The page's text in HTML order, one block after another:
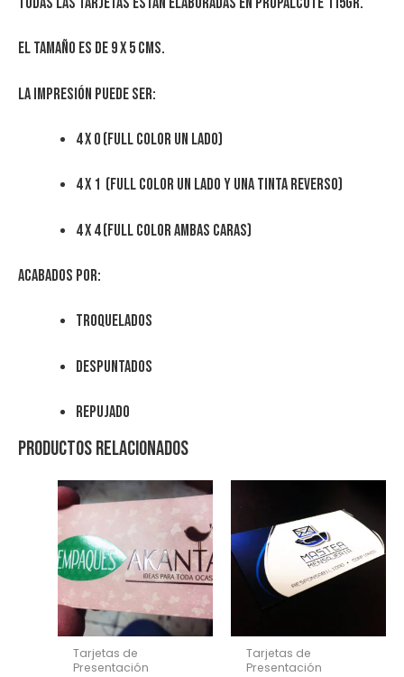
El tamaño es de 9 x 5 cms.
La impresión puede ser:
4 x 0 (Full color un lado)
4 x 1 (Full color un lado y una tinta reverso)
4 x 4 (Full color ambas caras)
Acabados por:
Troquelados
Despuntados
Repujado
Productos relacionados
Tarjetas de
Presentación
Tarjetas de
Presentación